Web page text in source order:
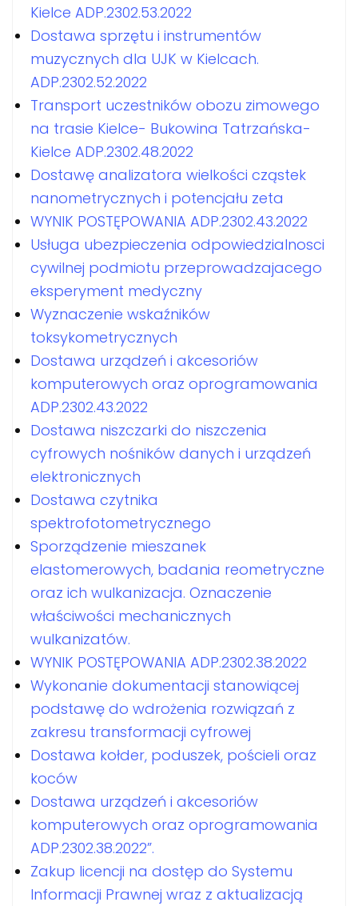
Kielce ADP.2302.53.2022
Dostawa sprzętu i instrumentów
muzycznych dla UJK w Kielcach.
ADP.2302.52.2022
Transport uczestników obozu zimowego
na trasie Kielce- Bukowina Tatrzańska-
Kielce ADP.2302.48.2022
Dostawę analizatora wielkości cząstek
nanometrycznych i potencjału zeta
WYNIK POSTĘPOWANIA ADP.2302.43.2022
Usługa ubezpieczenia odpowiedzialnosci
cywilnej podmiotu przeprowadzajacego
eksperyment medyczny
Wyznaczenie wskaźników
toksykometrycznych
Dostawa urządzeń i akcesoriów
komputerowych oraz oprogramowania
ADP.2302.43.2022
Dostawa niszczarki do niszczenia
cyfrowych nośników danych i urządzeń
elektronicznych
Dostawa czytnika
spektrofotometrycznego
Sporządzenie mieszanek
elastomerowych, badania reometryczne
oraz ich wulkanizacja. Oznaczenie
właściwości mechanicznych
wulkanizatów.
WYNIK POSTĘPOWANIA ADP.2302.38.2022
Wykonanie dokumentacji stanowiącej
podstawę do wdrożenia rozwiązań z
zakresu transformacji cyfrowej
Dostawa kołder, poduszek, pościeli oraz
koców
Dostawa urządzeń i akcesoriów
komputerowych oraz oprogramowania
ADP.2302.38.2022”.
Zakup licencji na dostęp do Systemu
Informacji Prawnej wraz z aktualizacją